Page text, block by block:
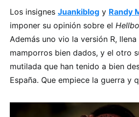
Los insignes Juankiblog y Randy
imponer su opinión sobre el
Además uno vio la versión R,
mamporros bien dados, y el otro
mutilada que han tenido a bien
España. Que empiece la guerra y